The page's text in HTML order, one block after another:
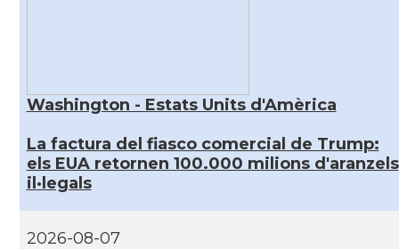
Washington - Estats Units d'Amèrica
La factura del fiasco comercial de Trump:
els EUA retornen 100.000 milions d'aranzels
il·legals
2026-08-07